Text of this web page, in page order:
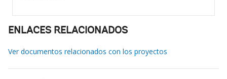
ENLACES RELACIONADOS
Ver documentos relacionados con los proyectos